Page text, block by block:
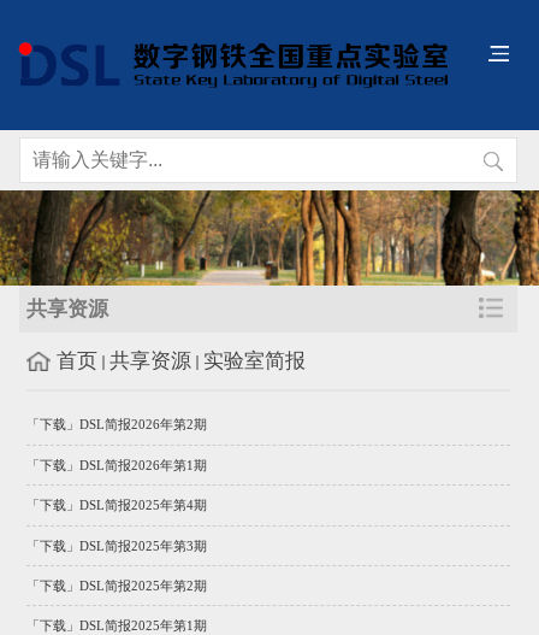
共享资源
首页 共享资源 实验室简报
「下载」DSL简报2026年第2期
「下载」DSL简报2026年第1期
「下载」DSL简报2025年第4期
「下载」DSL简报2025年第3期
「下载」DSL简报2025年第2期
「下载」DSL简报2025年第1期